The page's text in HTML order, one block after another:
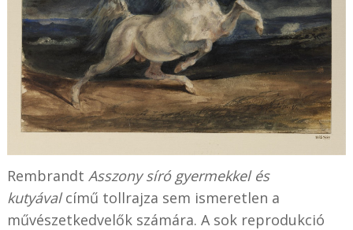
Rembrandt Asszony síró gyermekkel és
kutyávalcímű tollrajza sem ismeretlen a
művészetkedvelők számára. A sok reprodukció